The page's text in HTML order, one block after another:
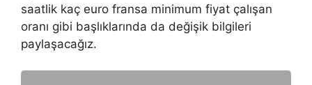
saatlik kaç euro fransa minimum fiyat çalışan
oranı gibi başlıklarında da değişik bilgileri
paylaşacağız.